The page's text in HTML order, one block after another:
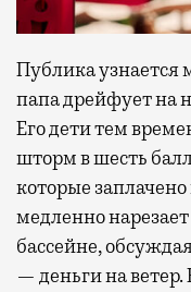
Публика узнается
папа дрейфует на
Его дети тем
шторм в шесть
которые
медленно
бассейне,
— деньги на